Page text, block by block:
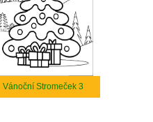
Vánoční Stromeček 3